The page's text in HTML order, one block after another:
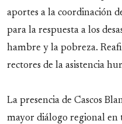
aportes a la coordinación
para la respuesta a los
hambre y la pobreza.
rectores de la asistencia
La presencia de Cascos
mayor diálogo regional en